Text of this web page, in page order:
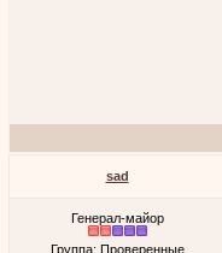
sad
Генерал-майор
Группа: Проверенные